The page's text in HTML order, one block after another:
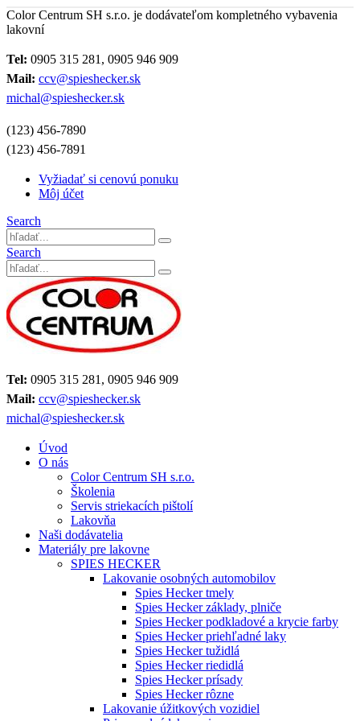
Color Centrum SH s.r.o. je dodávateľom kompletného vybavenia
lakovní
Tel: 0905 315 281, 0905 946 909
Mail: ccv@spieshecker.sk
michal@spieshecker.sk
(123) 456-7890
(123) 456-7891
Vyžiadať si cenovú ponuku
Môj účet
Search
Search
Tel: 0905 315 281, 0905 946 909
Mail: ccv@spieshecker.sk
michal@spieshecker.sk
Úvod
O nás
Color Centrum SH s.r.o.
Školenia
Servis striekacích pištolí
Lakovňa
Naši dodávatelia
Materiály pre lakovne
SPIES HECKER
Lakovanie osobných automobilov
Spies Hecker tmely
Spies Hecker základy, plniče
Spies Hecker podkladové a krycie farby
Spies Hecker priehľadné laky
Spies Hecker tužidlá
Spies Hecker riedidlá
Spies Hecker prísady
Spies Hecker rôzne
Lakovanie úžitkových vozidiel